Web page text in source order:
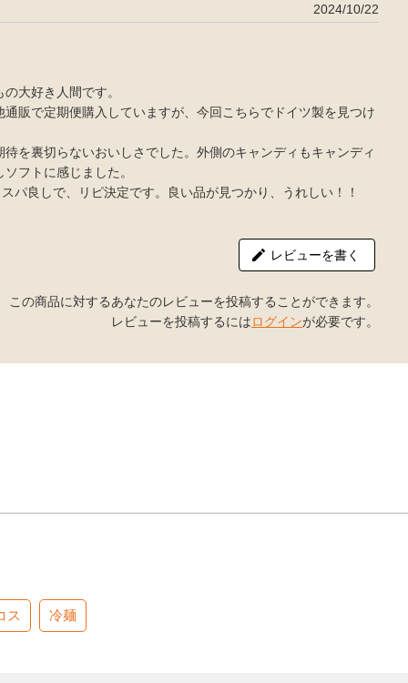
2024/10/22
大好き人間です。
販で定期便購入していますが、今回こちらでドイツ製を見つけ
待を裏切らないおいしさでした。外側のキャンディもキャンディ
フトに感じました。
パ良しで、リピ決定です。良い品が見つかり、うれしい！！
レビューを書く
この商品に対するあなたのレビューを投稿することができます。
レビューを投稿するにはログインが必要です。
ス 冷麺